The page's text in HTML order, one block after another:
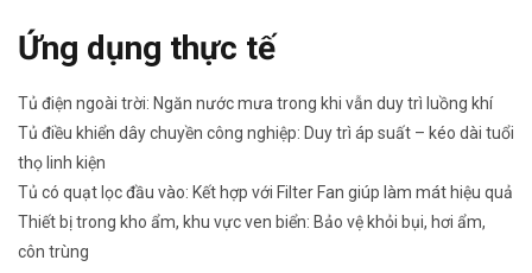
Ứng dụng thực tế
Tủ điện ngoài trời: Ngăn nước mưa trong khi vẫn duy trì luồng khí
Tủ điều khiển dây chuyền công nghiệp: Duy trì áp suất – kéo dài tuổi
thọ linh kiện
Tủ có quạt lọc đầu vào: Kết hợp với Filter Fan giúp làm mát hiệu quả
Thiết bị trong kho ẩm, khu vực ven biển: Bảo vệ khỏi bụi, hơi ẩm,
côn trùng